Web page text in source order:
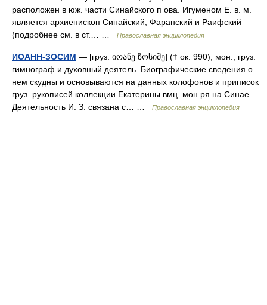
расположен в юж. части Синайского п ова. Игуменом Е. в. м.
является архиепископ Синайский, Фаранский и Раифский
(подробнее см. в ст.… …
Православная энциклопедия
ИОАНН-ЗОСИМ — [груз. იოანე ზოსიმე] († ок. 990), мон., груз.
гимнограф и духовный деятель. Биографические сведения о
нем скудны и основываются на данных колофонов и приписок
груз. рукописей коллекции Екатерины вмц. мон ря на Синае.
Деятельность И. З. связана с… …
Православная энциклопедия